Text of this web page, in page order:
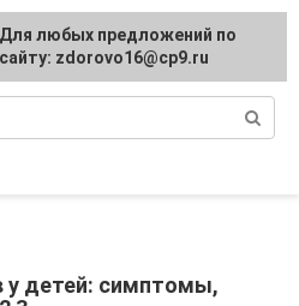
у детей: симптомы,
Для любых предложений по
сайту: zdorovo16@cp9.ru